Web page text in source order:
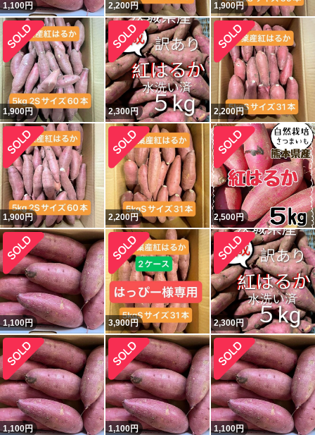
1,100円 2,200円 1,900円
1,900円 2,300円 2,200円
1,900円 2,200円 2,500円
1,100円 3,900円 2,300円
1,100円 1,100円 1,100円